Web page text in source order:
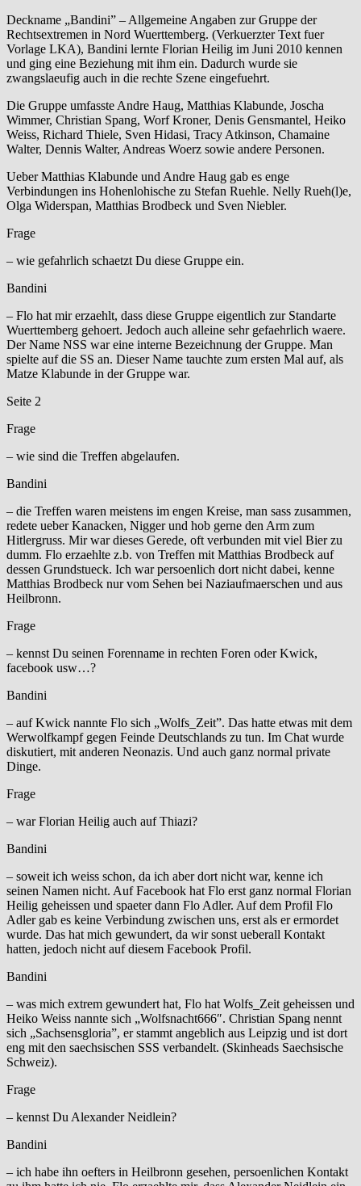
Deckname „Bandini” – Allgemeine Angaben zur Gruppe der
Rechtsextremen in Nord Wuerttemberg. (Verkuerzter Text fuer
Vorlage LKA), Bandini lernte Florian Heilig im Juni 2010 kennen
und ging eine Beziehung mit ihm ein. Dadurch wurde sie
zwangslaeufig auch in die rechte Szene eingefuehrt.
Die Gruppe umfasste Andre Haug, Matthias Klabunde, Joscha
Wimmer, Christian Spang, Worf Kroner, Denis Gensmantel, Heiko
Weiss, Richard Thiele, Sven Hidasi, Tracy Atkinson, Chamaine
Walter, Dennis Walter, Andreas Woerz sowie andere Personen.
Ueber Matthias Klabunde und Andre Haug gab es enge
Verbindungen ins Hohenlohische zu Stefan Ruehle. Nelly Rueh(l)e,
Olga Widerspan, Matthias Brodbeck und Sven Niebler.
Frage
– wie gefahrlich schaetzt Du diese Gruppe ein.
Bandini
– Flo hat mir erzaehlt, dass diese Gruppe eigentlich zur Standarte
Wuerttemberg gehoert. Jedoch auch alleine sehr gefaehrlich waere.
Der Name NSS war eine interne Bezeichnung der Gruppe. Man
spielte auf die SS an. Dieser Name tauchte zum ersten Mal auf, als
Matze Klabunde in der Gruppe war.
Seite 2
Frage
– wie sind die Treffen abgelaufen.
Bandini
– die Treffen waren meistens im engen Kreise, man sass zusammen,
redete ueber Kanacken, Nigger und hob gerne den Arm zum
Hitlergruss. Mir war dieses Gerede, oft verbunden mit viel Bier zu
dumm. Flo erzaehlte z.b. von Treffen mit Matthias Brodbeck auf
dessen Grundstueck. Ich war persoenlich dort nicht dabei, kenne
Matthias Brodbeck nur vom Sehen bei Naziaufmaerschen und aus
Heilbronn.
Frage
– kennst Du seinen Forenname in rechten Foren oder Kwick,
facebook usw…?
Bandini
– auf Kwick nannte Flo sich „Wolfs_Zeit”. Das hatte etwas mit dem
Werwolfkampf gegen Feinde Deutschlands zu tun. Im Chat wurde
diskutiert, mit anderen Neonazis. Und auch ganz normal private
Dinge.
Frage
– war Florian Heilig auch auf Thiazi?
Bandini
– soweit ich weiss schon, da ich aber dort nicht war, kenne ich
seinen Namen nicht. Auf Facebook hat Flo erst ganz normal Florian
Heilig geheissen und spaeter dann Flo Adler. Auf dem Profil Flo
Adler gab es keine Verbindung zwischen uns, erst als er ermordet
wurde. Das hat mich gewundert, da wir sonst ueberall Kontakt
hatten, jedoch nicht auf diesem Facebook Profil.
Bandini
– was mich extrem gewundert hat, Flo hat Wolfs_Zeit geheissen und
Heiko Weiss nannte sich „Wolfsnacht666″. Christian Spang nennt
sich „Sachsensgloria”, er stammt angeblich aus Leipzig und ist dort
eng mit den saechsischen SSS verbandelt. (Skinheads Saechsische
Schweiz).
Frage
– kennst Du Alexander Neidlein?
Bandini
– ich habe ihn oefters in Heilbronn gesehen, persoenlichen Kontakt